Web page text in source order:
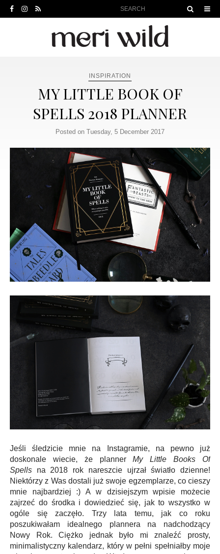
INSPIRATION
MY LITTLE BOOK OF
SPELLS 2018 PLANNER
Posted on Tuesday, 5 December 2017
Jeśli śledzicie mnie na Instagramie, na pewno już
doskonale wiecie, że plannerMy Little Books Of
Spells na 2018 rok nareszcie ujrzał światło dzienne!
Niektórzy z Was dostali już swoje egzemplarze, co cieszy
mnie najbardziej :) A w dzisiejszym wpisie możecie
zajrzeć do środka i dowiedzieć się, jak to wszystko w
ogóle się zaczęło. Trzy lata temu, jak co roku
poszukiwałam idealnego plannera na nadchodzący
Nowy Rok. Ciężko jednak było mi znaleźć prosty,
minimalistyczny kalendarz, który w pełni spełniałby moje